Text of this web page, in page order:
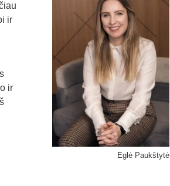
ir
ir
Eglė Paukštytė